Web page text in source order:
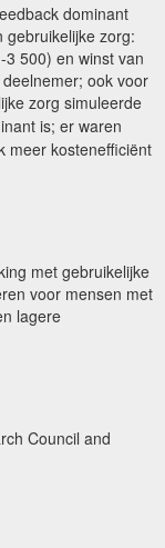
dominant
gebruikelijke zorg:
500) en winst van
ook voor
zorg simuleerde
is; er waren
meer kostenefficiënt
met gebruikelijke
voor mensen met
lagere
Council and